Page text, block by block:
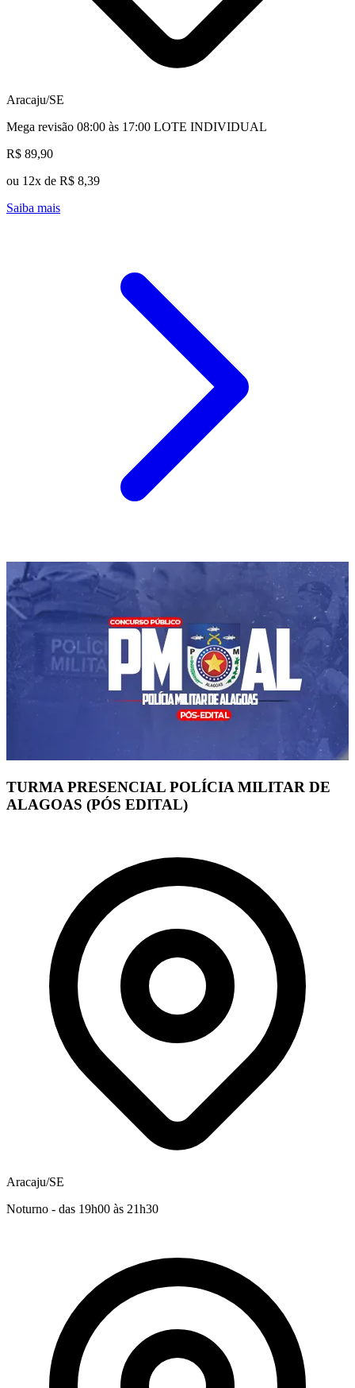
Aracaju/SE
Mega revisão 08:00 às 17:00 LOTE INDIVIDUAL
R$ 89,90
ou 12x de R$ 8,39
Saiba mais
TURMA PRESENCIAL POLÍCIA MILITAR DE
ALAGOAS (PÓS EDITAL)
Aracaju/SE
Noturno - das 19h00 às 21h30